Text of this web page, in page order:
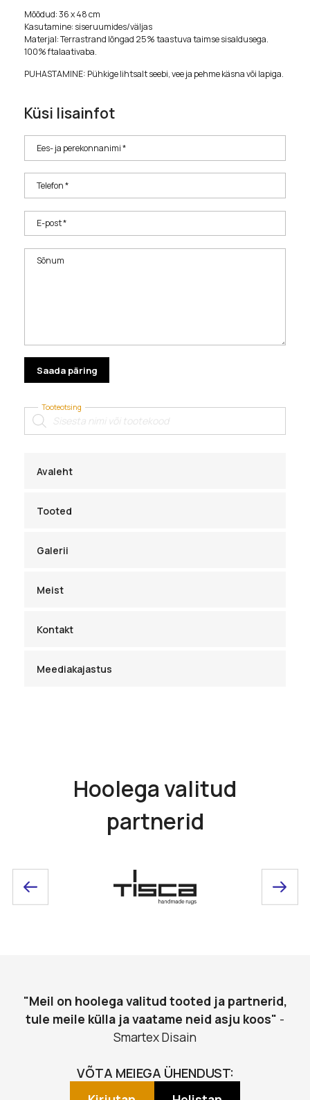
Tooteotsing
Products
search
Avaleht
Tooted
Galerii
Meist
Kontakt
Meediakajastus
Mõõdud: 36 x 48 cm
Kasutamine: siseruumides/väljas
Materjal: Terrastrand lõngad 25% taastuva taimse sisaldusega.
100% ftalaativaba.
PUHASTAMINE: Pühkige lihtsalt seebi, vee ja pehme käsna või lapiga.
Küsi lisainfot
Ees- ja perekonnanimi *
Telefon *
E-post *
Sõnum
Hoolega valitud
partnerid
"Meil on hoolega valitud tooted ja partnerid,
tule meile külla ja vaatame neid asju koos" -
Smartex Disain
VÕTA MEIEGA ÜHENDUST: